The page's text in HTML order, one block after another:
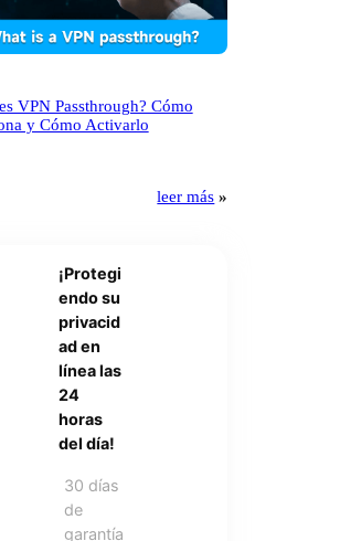
VPN Passthrough? Cómo
y Cómo Activarlo
leer más »
¡Protegi
endo su
privacid
ad en
línea las
24
horas
del día!
30 días
de
garantía